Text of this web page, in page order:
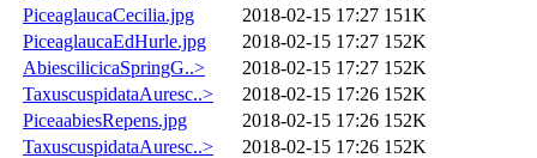
PiceaglaucaCecilia.jpg
2018-02-15 17:27 151K
PiceaglaucaEdHurle.jpg
2018-02-15 17:27 152K
AbiescilicicaSpringG..>
2018-02-15 17:27 152K
TaxuscuspidataAuresc..>
2018-02-15 17:26 152K
PiceaabiesRepens.jpg
2018-02-15 17:26 152K
TaxuscuspidataAuresc..>
2018-02-15 17:26 152K